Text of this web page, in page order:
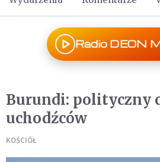
Radio DEON
Burundi: polityczny
uchodźców
KOŚCIÓŁ